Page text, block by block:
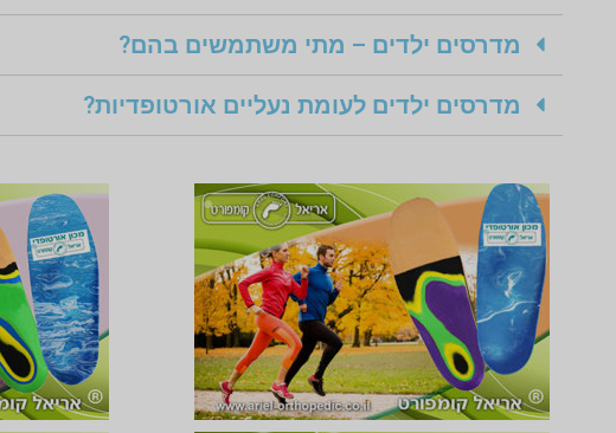
מדרסים ילדים – מתי משתמשים בהם?
מדרסים ילדים לעומת נעליים אורטופדיות?